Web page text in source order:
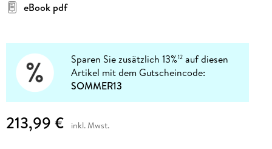
eBook pdf
Sparen Sie zusätzlich 13%12 auf diesen
Artikel mit dem Gutscheincode:
SOMMER13
213,99 € inkl. Mwst.